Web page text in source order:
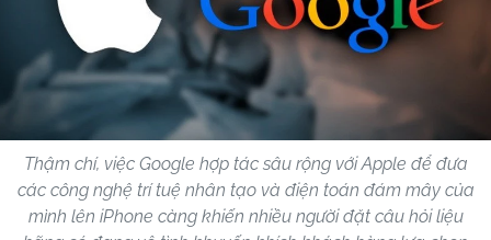
Thậm chí, việc Google hợp tác sâu rộng với Apple để đưa
các công nghệ trí tuệ nhân tạo và điện toán đám mây của
mình lên iPhone càng khiến nhiều người đặt câu hỏi liệu